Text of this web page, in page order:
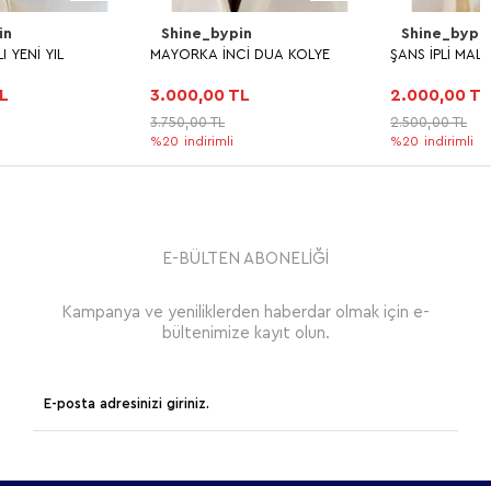
MAYORKA İNCİ DUA KOLYE ŞANS İPLİ MALAHİT KALP KOLYE
E-BÜLTEN ABONELİĞİ
Kampanya ve yeniliklerden haberdar olmak için e-
bültenimize kayıt olun.